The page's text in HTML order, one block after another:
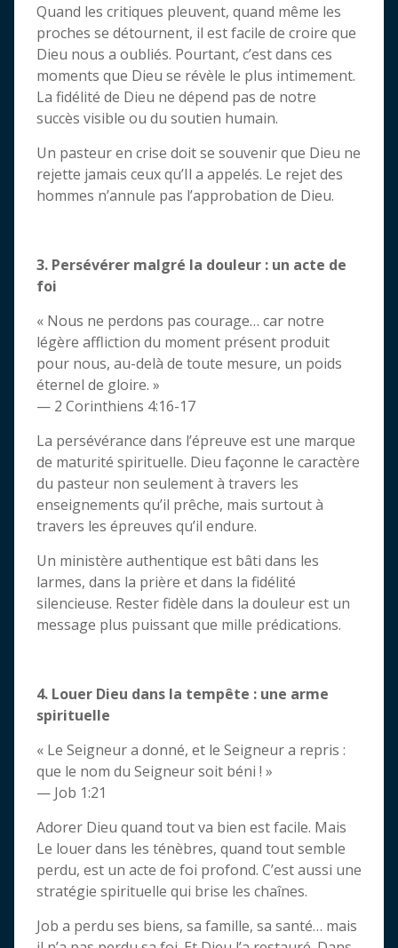
Quand les critiques pleuvent, quand même les
proches se détournent, il est facile de croire que
Dieu nous a oubliés. Pourtant, c’est dans ces
moments que Dieu se révèle le plus intimement.
La fidélité de Dieu ne dépend pas de notre
succès visible ou du soutien humain.
Un pasteur en crise doit se souvenir que Dieu ne
rejette jamais ceux qu’Il a appelés. Le rejet des
hommes n’annule pas l’approbation de Dieu.
3. Persévérer malgré la douleur : un acte de
foi
« Nous ne perdons pas courage… car notre
légère affliction du moment présent produit
pour nous, au-delà de toute mesure, un poids
éternel de gloire. »
— 2 Corinthiens 4:16-17
La persévérance dans l’épreuve est une marque
de maturité spirituelle. Dieu façonne le caractère
du pasteur non seulement à travers les
enseignements qu’il prêche, mais surtout à
travers les épreuves qu’il endure.
Un ministère authentique est bâti dans les
larmes, dans la prière et dans la fidélité
silencieuse. Rester fidèle dans la douleur est un
message plus puissant que mille prédications.
4. Louer Dieu dans la tempête : une arme
spirituelle
« Le Seigneur a donné, et le Seigneur a repris :
que le nom du Seigneur soit béni ! »
— Job 1:21
Adorer Dieu quand tout va bien est facile. Mais
Le louer dans les ténèbres, quand tout semble
perdu, est un acte de foi profond. C’est aussi une
stratégie spirituelle qui brise les chaînes.
Job a perdu ses biens, sa famille, sa santé… mais